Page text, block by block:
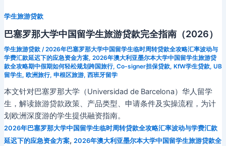
学生旅游贷款
巴塞罗那大学中国留学生旅游贷款完全指南（2026）
学生旅游贷款/2026年巴塞罗那大学中国留学生临时周转贷款全攻略汇率波动与
学费汇款延迟下的应急资金方案, 2026年澳大利亚墨尔本大学中国留学生旅游贷
款全攻略期中假期如何轻松规划跨国旅行, Co-signer担保贷款, KfW学生贷款, UB
留学生, 欧洲旅行, 申根区旅游, 西班牙留学
本文针对巴塞罗那大学（Universidad de Barcelona）华人留学
生，解读旅游贷款政策、产品类型、申请条件及实操流程，为计
划欧洲深度游的学生提供融资指南。
2026年巴塞罗那大学中国留学生临时周转贷款全攻略汇率波动与学费汇款
延迟下的应急资金方案, 2026年澳大利亚墨尔本大学中国留学生旅游贷款全